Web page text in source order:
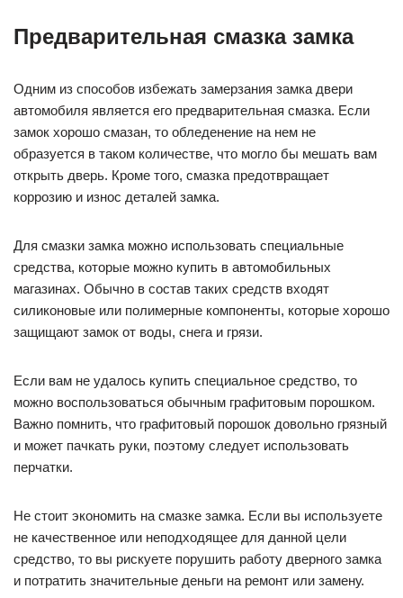
Предварительная смазка замка
Одним из способов избежать замерзания замка двери
автомобиля является его предварительная смазка. Если
замок хорошо смазан, то обледенение на нем не
образуется в таком количестве, что могло бы мешать вам
открыть дверь. Кроме того, смазка предотвращает
коррозию и износ деталей замка.
Для смазки замка можно использовать специальные
средства, которые можно купить в автомобильных
магазинах. Обычно в состав таких средств входят
силиконовые или полимерные компоненты, которые хорошо
защищают замок от воды, снега и грязи.
Если вам не удалось купить специальное средство, то
можно воспользоваться обычным графитовым порошком.
Важно помнить, что графитовый порошок довольно грязный
и может пачкать руки, поэтому следует использовать
перчатки.
Не стоит экономить на смазке замка. Если вы используете
не качественное или неподходящее для данной цели
средство, то вы рискуете порушить работу дверного замка
и потратить значительные деньги на ремонт или замену.